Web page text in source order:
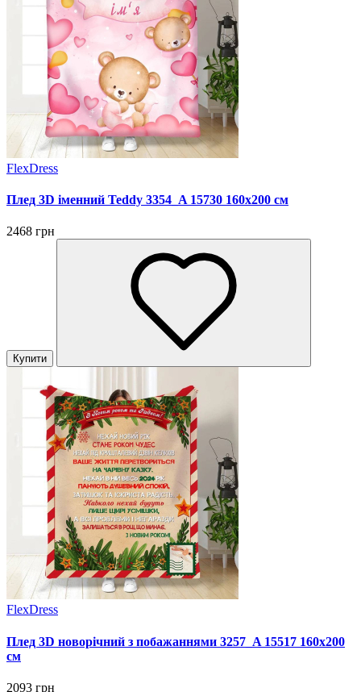
FlexDress
Плед 3D іменний Teddy 3354_A 15730 160х200 см
2468 грн
Купити
FlexDress
Плед 3D новорічний з побажаннями 3257_A 15517 160х200
см
2093 грн